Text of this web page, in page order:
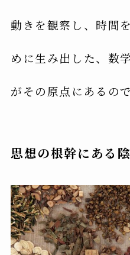
動きを観察し、時間
めに生み出した、数
がその原点にあるので
思想の根幹にある